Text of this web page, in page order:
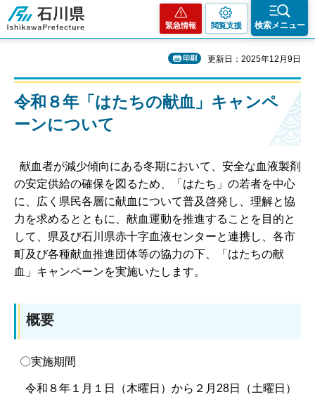
石川県
緊急情報 閲覧支援 検索メニュー
印刷 更新日：2025年12月9日
令和８年「はたちの献血」キャンペ
ーンについて
献血者が減少傾向にある冬期において、安全な血液製剤
の安定供給の確保を図るため、「はたち」の若者を中心
に、広く県民各層に献血について普及啓発し、理解と協
力を求めるとともに、献血運動を推進することを目的と
して、県及び石川県赤十字血液センターと連携し、各市
町及び各種献血推進団体等の協力の下、「はたちの献
血」キャンペーンを実施いたします。
概要
〇実施期間
令和８年１月１日（木曜日）から２月28日（土曜日）